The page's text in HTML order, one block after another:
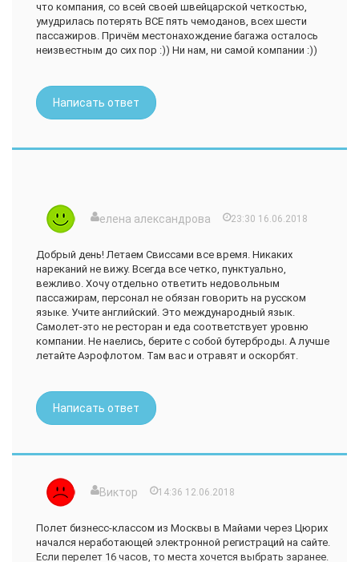
что компания, со всей своей швейцарской четкостью,
умудрилась потерять ВСЕ пять чемоданов, всех шести
пассажиров. Причём местонахождение багажа осталось
неизвестным до сих пор :)) Ни нам, ни самой компании :))
Написать ответ
елена александрова 23:30 16.06.2018
Добрый день! Летаем Свиссами все время. Никаких
нареканий не вижу. Всегда все четко, пунктуально,
вежливо. Хочу отдельно ответить недовольным
пассажирам, персонал не обязан говорить на русском
языке. Учите английский. Это международный язык.
Самолет-это не ресторан и еда соответствует уровню
компании. Не наелись, берите с собой бутерброды. А лучше
летайте Аэрофлотом. Там вас и отравят и оскорбят.
Написать ответ
Виктор 14:36 12.06.2018
Полет бизнесс-классом из Москвы в Майами через Цюрих
начался неработающей электронной регистраций на сайте.
Если перелет 16 часов, то места хочется выбрать заранее.